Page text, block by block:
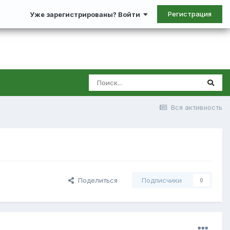
Уже зарегистрированы? Войти Регистрация
Вся активность
Поделиться Подписчики 0